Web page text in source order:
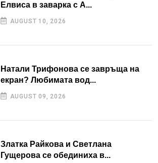
Елвиса в заварка с А...
AUGUST 10, 2026
Натали Трифонова се завръща на
екран? Любимата вод...
AUGUST 09, 2026
Златка Райкова и Светлана
Гущерова се обединиха в...